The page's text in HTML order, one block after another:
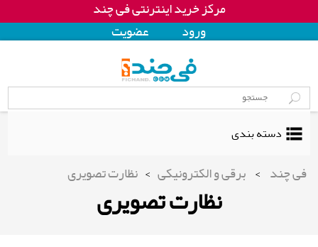
مرکز خرید اینترنتی فی چند
ورود
عضويت
دسته بندی
فی چند > برقی و الکترونیکی > نظارت تصویری
نظارت تصویری